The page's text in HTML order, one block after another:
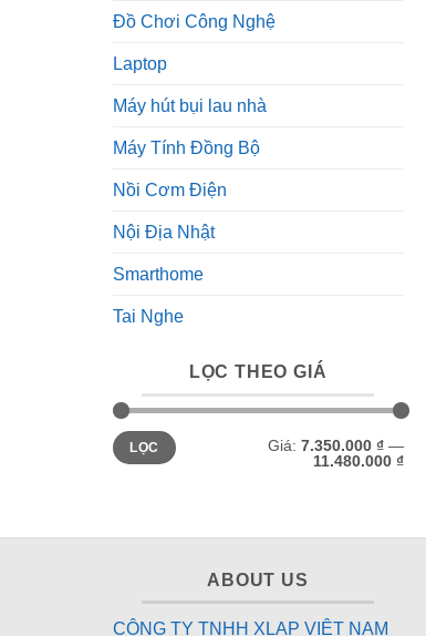
Đồ Chơi Công Nghệ
Laptop
Máy hút bụi lau nhà
Máy Tính Đồng Bộ
Nồi Cơm Điện
Nội Địa Nhật
Smarthome
Tai Nghe
LỌC THEO GIÁ
Giá
tối
thiểu
Giá
tối
đa
LỌC Giá: 7.350.000 ₫—
11.480.000 ₫
ABOUT US
CÔNG TY TNHH XLAP VIỆT NAM